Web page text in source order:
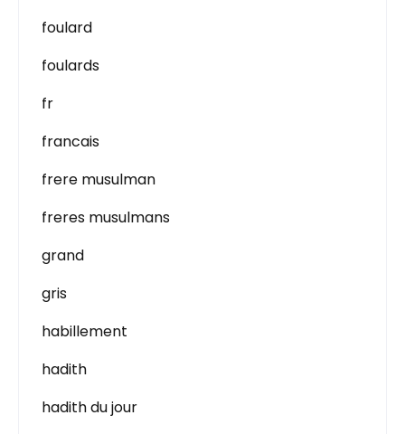
foulard
foulards
fr
francais
frere musulman
freres musulmans
grand
gris
habillement
hadith
hadith du jour